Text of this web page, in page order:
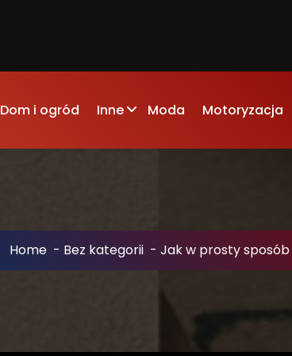
Dom i ogród Inne Moda Motoryzacja
Home - Bez kategorii - Jak w prosty